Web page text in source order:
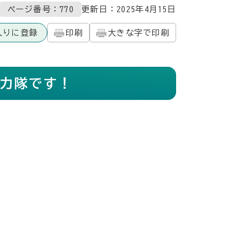
ページ番号：770 更新日： 2025年4月15日
りに登録 印刷 大きな字で印刷
隊です！